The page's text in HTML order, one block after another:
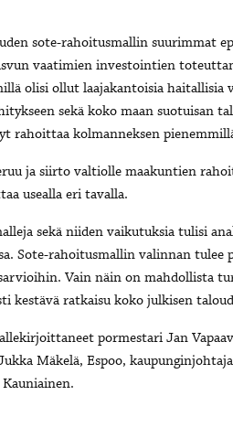
sote-rahoitusmallin suurimmat
vaatimien investointien
olisi ollut laajakantoisia haitallisia
sekä koko maan suotuisan
rahoittaa kolmanneksen
ja siirto valtiolle maakuntien
usealla eri tavalla.
sekä niiden vaikutuksia tulisi
Sote-rahoitusmallin valinnan
Vain näin on mahdollista
kestävä ratkaisu koko julkisen
allekirjoittaneet
Mäkelä, Espoo,